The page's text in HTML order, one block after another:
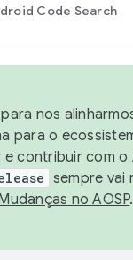
Code Search
para nos
para o
e contribuir com o
sempre vai
no AOSP.